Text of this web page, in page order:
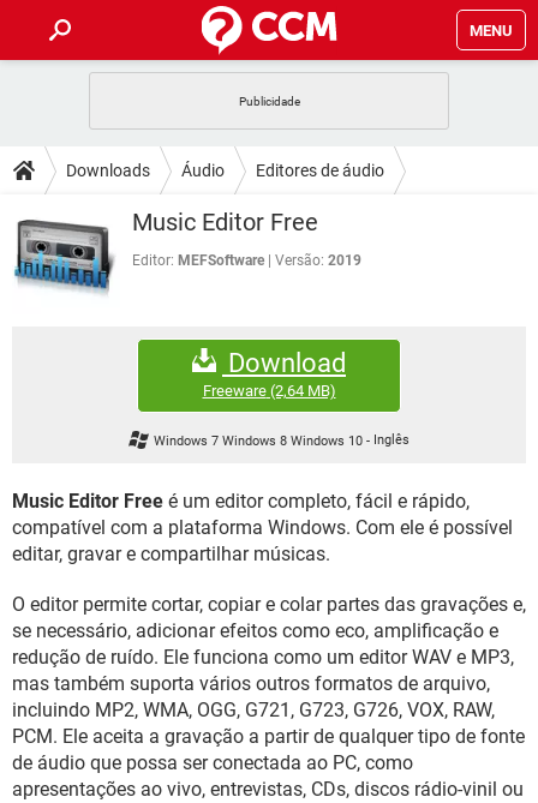
MENU
CELULAR FACEBOOK
OUTLOOK EXCEL
INSTAGRAM GMAIL
GUIA DE COMPRAS
DICAS
JOGOS
CELULAR
OUTLOOK
DOWNLOADS
JOGOS WHATSAPP
EXCEL
GMAIL
FÓRUM
FACEBOOK
EXCEL
GMAIL
WHATSAPP
INSTAGRAM GMAIL
GUIA DE COMPRAS
Downloads Áudio Editores de áudio
Music Editor Free
Editor: MEFSoftware Versão: 2019
Download
Freeware(2,64 MB)
Windows 7 Windows 8 Windows 10 - Inglês
Music Editor Free é um editor completo, fácil e rápido,
compatível com a plataforma Windows. Com ele é possível
editar, gravar e compartilhar músicas.
O editor permite cortar, copiar e colar partes das gravações e,
se necessário, adicionar efeitos como eco, amplificação e
redução de ruído. Ele funciona como um editor WAV e MP3,
mas também suporta vários outros formatos de arquivo,
incluindo MP2, WMA, OGG, G721, G723, G726, VOX, RAW,
PCM. Ele aceita a gravação a partir de qualquer tipo de fonte
de áudio que possa ser conectada ao PC, como
apresentações ao vivo, entrevistas, CDs, discos rádio-vinil ou